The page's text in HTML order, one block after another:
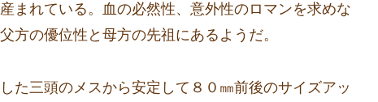
まれている。血の必然性、意外性のロマンを求めな
方の優位性と母方の先祖にあるようだ。
た三頭のメスから安定して８０㎜前後のサイズアッ